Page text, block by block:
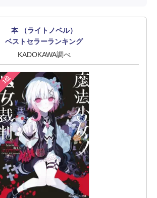
本 （ライトノベル）
ベストセラーランキング
KADOKAWA調べ
1位